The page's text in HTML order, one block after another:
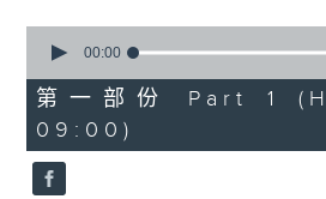
seconds
56
minutes,
10
seconds
00:00
第一部份 Part 1
09:00)